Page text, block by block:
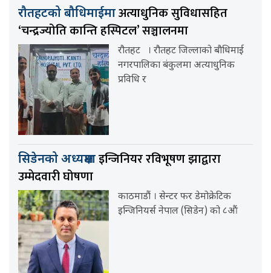
रौतहटको बौधिमाईमाअत्याधुनिक सुविधासहित
‘चन्द्रज्योति कान्ति हस्पिटल’ सञ्चालनमा
रौतहट । रौतहट जिल्लाको बौधिमाई
नगरपालिका बंकुलमा अत्याधुनिक
प्रविधि र
सिडेनको अध्यक्षमाइन्जिनियर रविभूषण झाद्वारा
उम्मेदवारी घोषणा
काठमाडौं । सेन्टर फर डेमोक्रेटिक
इन्जिनियर्स नेपाल (सिडेन) को ८औं